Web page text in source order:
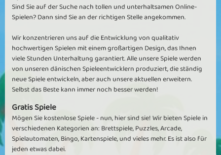
Sind Sie auf der Suche nach tollen und unterhaltsamen Online-
Spielen? Dann sind Sie an der richtigen Stelle angekommen.
Wir konzentrieren uns auf die Entwicklung von qualitativ
hochwertigen Spielen mit einem großartigen Design, das Ihnen
viele Stunden Unterhaltung garantiert. Alle unsere Spiele werden
von unseren dänischen Spieleentwicklern produziert, die ständig
neue Spiele entwickeln, aber auch unsere aktuellen erweitern.
Selbst das Beste kann immer noch besser werden!
Gratis Spiele
Mögen Sie kostenlose Spiele - nun, hier sind sie! Wir bieten Spiele in
verschiedenen Kategorien an: Brettspiele, Puzzles, Arcade,
Spielautomaten, Bingo, Kartenspiele, und vieles mehr. Es ist also für
jeden etwas dabei.